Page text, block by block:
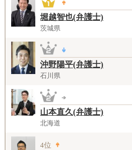
堀越智也(弁護士)
茨城県
沖野陽平(弁護士)
石川県
山本直久(弁護士)
北海道
4位